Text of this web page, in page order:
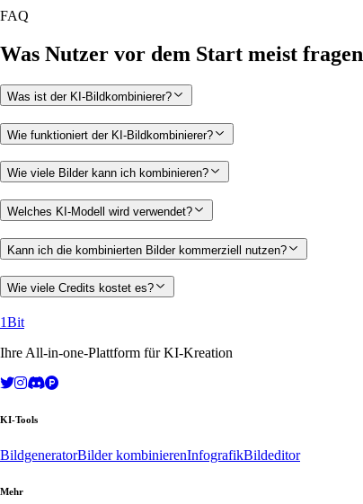
FAQ
Was Nutzer vor dem Start meist fragen
Was ist der KI-Bildkombinierer?
Wie funktioniert der KI-Bildkombinierer?
Wie viele Bilder kann ich kombinieren?
Welches KI-Modell wird verwendet?
Kann ich die kombinierten Bilder kommerziell nutzen?
Wie viele Credits kostet es?
1Bit
Ihre All-in-one-Plattform für KI-Kreation
KI-Tools
BildgeneratorBilder kombinierenInfografikBildeditor
Mehr